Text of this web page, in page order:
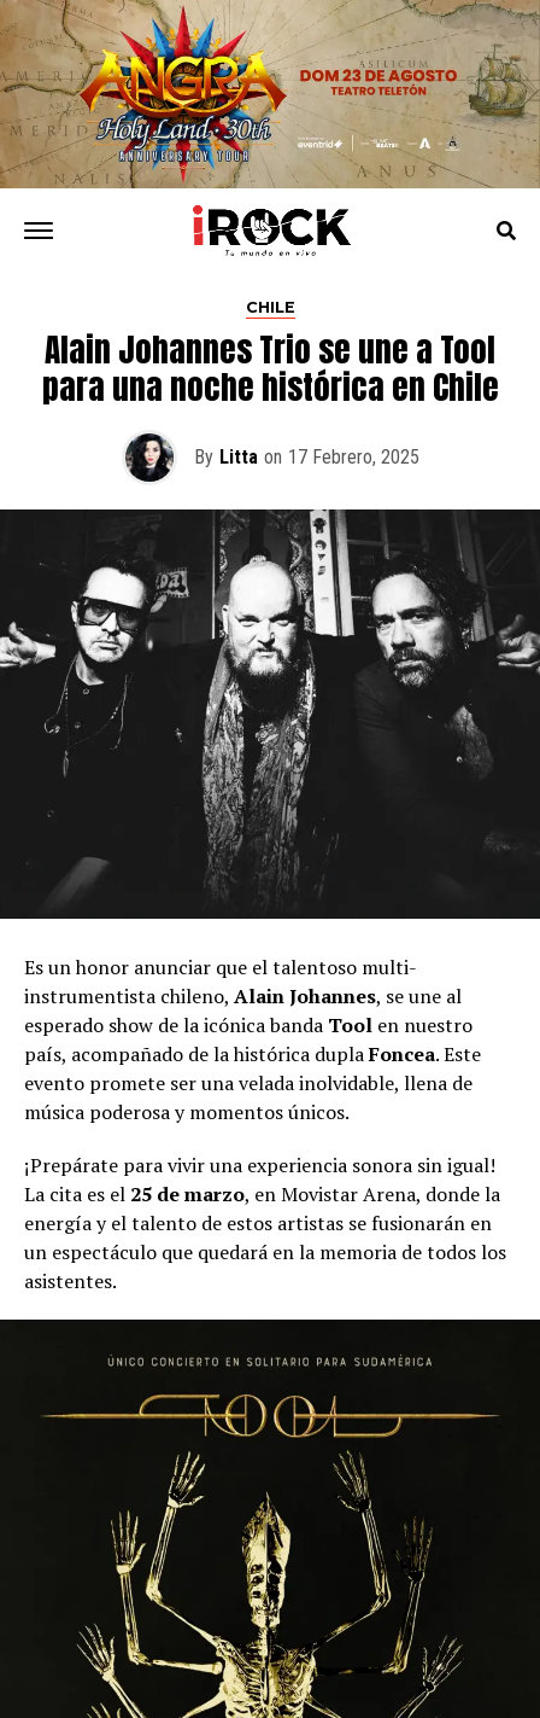
CHILE
Alain Johannes Trio se une a Tool
para una noche histórica en Chile
By Litta on 17 Febrero, 2025
Es un honor anunciar que el talentoso multi-
instrumentista chileno, Alain Johannes, se une al
esperado show de la icónica banda Tool en nuestro
país, acompañado de la histórica duplaFoncea. Este
evento promete ser una velada inolvidable, llena de
música poderosa y momentos únicos.
¡Prepárate para vivir una experiencia sonora sin igual!
La cita es el 25 de marzo, en Movistar Arena, donde la
energía y el talento de estos artistas se fusionarán en
un espectáculo que quedará en la memoria de todos los
asistentes.